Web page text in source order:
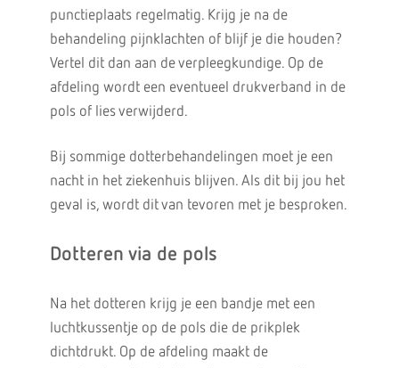
punctieplaats regelmatig. Krijg je na de
behandeling pijnklachten of blijf je die houden?
Vertel dit dan aan de verpleegkundige. Op de
afdeling wordt een eventueel drukverband in de
pols of lies verwijderd.
Bij sommige dotterbehandelingen moet je een
nacht in het ziekenhuis blijven. Als dit bij jou het
geval is, wordt dit van tevoren met je besproken.
Dotteren via de pols
Na het dotteren krijg je een bandje met een
luchtkussentje op de pols die de prikplek
dichtdrukt. Op de afdeling maakt de